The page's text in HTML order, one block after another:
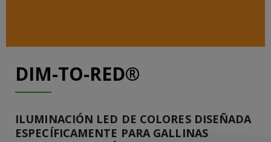
DIM-TO-RED®
ILUMINACIÓN LED DE COLORES DISEÑADA
ESPECÍFICAMENTE PARA GALLINAS